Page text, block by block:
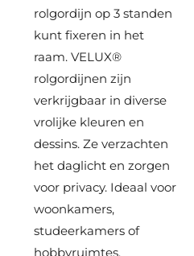
rolgordijn op 3 standen
kunt fixeren in het
raam. VELUX®
rolgordijnen zijn
verkrijgbaar in diverse
vrolijke kleuren en
dessins. Ze verzachten
het daglicht en zorgen
voor privacy. Ideaal voor
woonkamers,
studeerkamers of
hobbyruimtes.